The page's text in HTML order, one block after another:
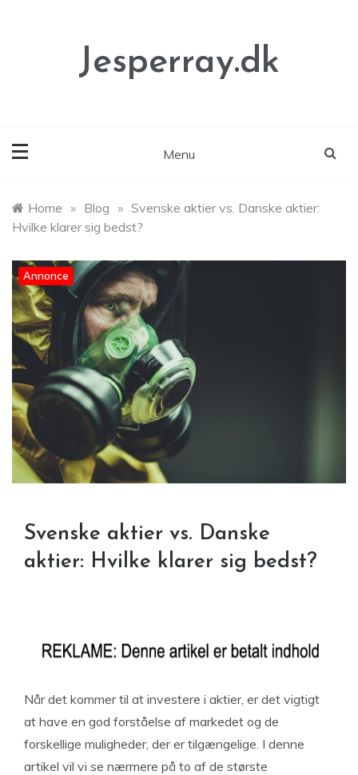
Jesperray.dk
Menu
Home » Blog » Svenske aktier vs. Danske aktier:
Hvilke klarer sig bedst?
Annonce
Svenske aktier vs. Danske
aktier: Hvilke klarer sig bedst?
Når det kommer til at investere i aktier, er det vigtigt
at have en god forståelse af markedet og de
forskellige muligheder, der er tilgængelige. I denne
artikel vil vi se nærmere på to af de største